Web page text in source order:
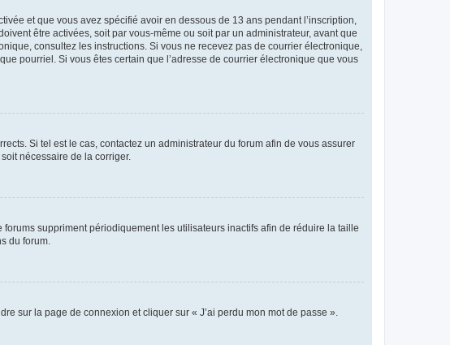
et que vous avez spécifié avoir en dessous de 13 ans pendant l’inscription,
être activées, soit par vous-même ou soit par un administrateur, avant que
consultez les instructions. Si vous ne recevez pas de courrier électronique,
pourriel. Si vous êtes certain que l’adresse de courrier électronique que vous
Si tel est le cas, contactez un administrateur du forum afin de vous assurer
nécessaire de la corriger.
suppriment périodiquement les utilisateurs inactifs afin de réduire la taille
du forum.
sur la page de connexion et cliquer sur « J’ai perdu mon mot de passe ».